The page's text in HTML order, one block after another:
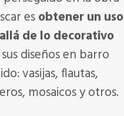
esobtener un uso
de lo decorativo
diseños en barro
vasijas, flautas,
mosaicos y otros.